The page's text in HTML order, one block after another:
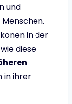
und
in der
diese
in ihrer